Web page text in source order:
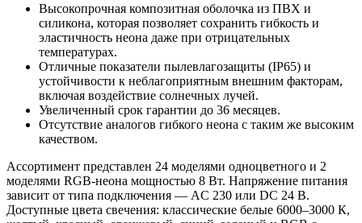
Высокопрочная композитная оболочка из ПВХ и
силикона, которая позволяет сохранить гибкость и
эластичность неона даже при отрицательных
температурах.
Отличные показатели пылевлагозащиты (IP65) и
устойчивости к неблагоприятным внешним факторам,
включая воздействие солнечных лучей.
Увеличенный срок гарантии до 36 месяцев.
Отсутствие аналогов гибкого неона с таким же высоким
качеством.
Ассортимент представлен 24 моделями одноцветного и 2
моделями RGB-неона мощностью 8 Вт. Напряжение питания
зависит от типа подключения — AC 230 или DC 24 В.
Доступные цвета свечения: классические белые 6000–3000 К,